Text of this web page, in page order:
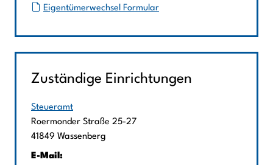
Eigentümerwechsel Formular
Zuständige Einrichtungen
Steueramt
Straße:
Roermonder Straße Hausnummer:
25-27
PLZ:
41849 Ort:
Wassenberg
E-Mail: